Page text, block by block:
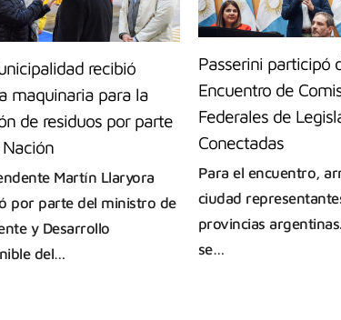
recibió
maquinaria para la
de residuos por parte
Martín Llaryora
por parte del ministro de
y Desarrollo
del…
Passerini participó
Encuentro de
Federales de
Conectadas
Para el encuentro,
ciudad
provincias
se…